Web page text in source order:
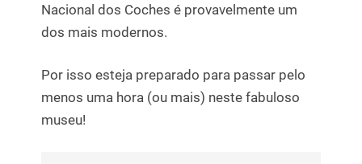
Nacional dos Coches é provavelmente um
dos mais modernos.
Por isso esteja preparado para passar pelo
menos uma hora (ou mais) neste fabuloso
museu!